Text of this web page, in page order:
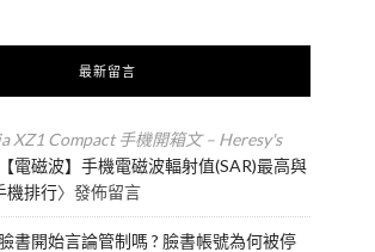
最新留言
XZ1 Compact 手機開箱文 – Heresy's
【電磁波】手機電磁波輻射值(SAR)最高與
機排行〉發佈留言
臉書開始言論管制嗎 ? 臉書帳號為何被停